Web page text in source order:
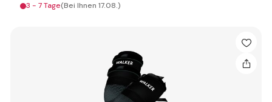
3 - 7 Tage(Bei Ihnen 17.08.)